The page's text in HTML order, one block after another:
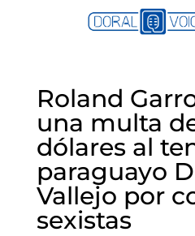
Roland
una multa
dólares al
paraguayo
Vallejo por
sexistas